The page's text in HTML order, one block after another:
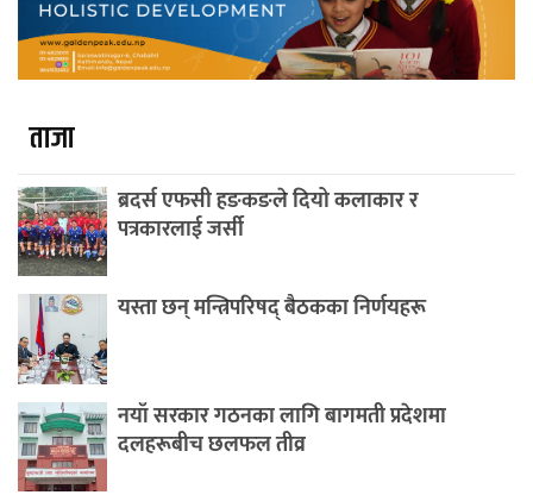
ताजा
ब्रदर्स एफसी हङकङले दियो कलाकार र
पत्रकारलाई जर्सी
यस्ता छन् मन्त्रिपरिषद् बैठकका निर्णयहरू
नयाँ सरकार गठनका लागि बागमती प्रदेशमा
दलहरूबीच छलफल तीव्र